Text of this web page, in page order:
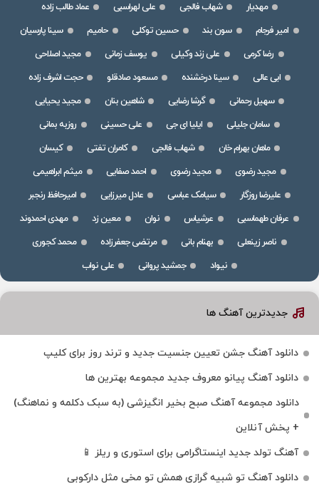
مهدیار
شهاب فالجی علی لهراسبی
عماد طالب زاده
امیر فرجام
سون بند حسین توکلی حامیم
سینا پارسیان
رضا کرمی
علی زند وکیلی یوسف زمانی
مجید اصلاحی
ابی عالی
سینا درخشنده مسعود صادقلو
حجت اشرف زاده
سهیل رحمانی
گرشا رضایی شاهین بنان
مجید یحیایی
سامان جلیلی
ایلیا ای جی علی حسینی
روزبه بمانی
ماهان بهرام خان
شهاب فالجی کامران تفتی
کیسان
مجید رضوی
مجید رضوی احمد صفایی
میثم ابراهیمی
علیرضا روزگار
سیامک عباسی عادل میرزایی
امیرحافظ رنجبر
عرفان طهماسبی
عرشیاس نوان معین زد
مهدی احمدوند
ناصر زینعلی
بهنام بانی مرتضی جعفرزاده
محمد کجوری
نیواد
جمشید پروانی علی نواب
جدیدترین آهنگ ها
دانلود آهنگ جشن تعیین جنسیت جدید و ترند روز برای کلیپ
دانلود آهنگ پیانو معروف جدید مجموعه بهترین ها
دانلود مجموعه آهنگ صبح بخیر انگیزشی (به سبک دکلمه و نماهنگ)
+ پخش آنلاین
آهنگ تولد جدید اینستاگرامی برای استوری و ریلز 📱
دانلود آهنگ تو شبیه گرازی همش تو مخی مثل دارکوبی